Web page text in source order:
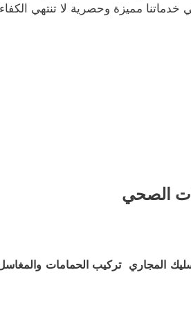
مميزة وحصرية لا تنتهي
الصحي
المجاري تركيب الحمامات